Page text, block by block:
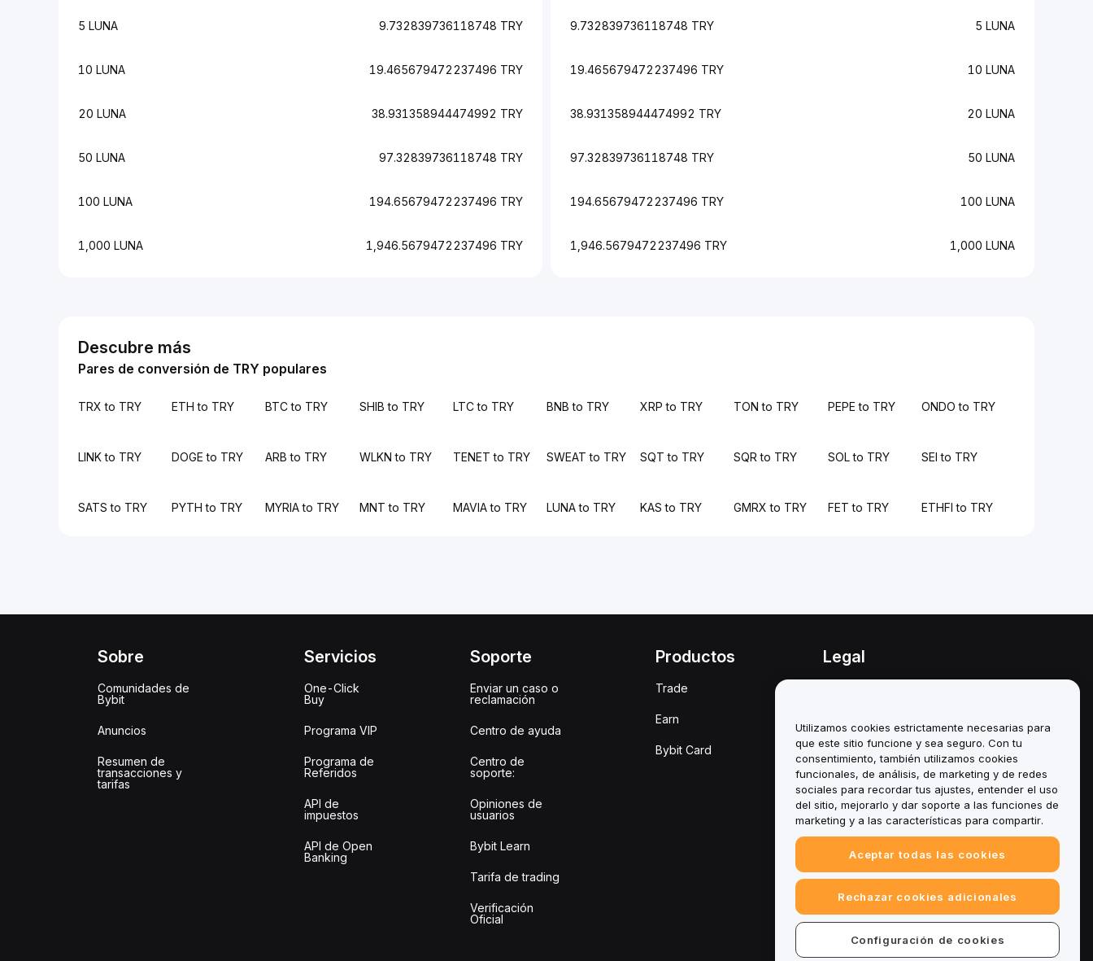
5 LUNA 9.732839736118748 TRY
10 LUNA 19.465679472237496 TRY
20 LUNA 38.931358944474992 TRY
50 LUNA 97.32839736118748 TRY
100 LUNA 194.65679472237496 TRY
1,000 LUNA 1,946.5679472237496 TRY
9.732839736118748 TRY 5 LUNA
19.465679472237496 TRY 10 LUNA
38.931358944474992 TRY 20 LUNA
97.32839736118748 TRY 50 LUNA
194.65679472237496 TRY 100 LUNA
1,946.5679472237496 TRY 1,000 LUNA
Descubre más
Pares de conversión de TRY populares
TRX to TRY ETH to TRY BTC to TRY SHIB to TRY LTC to TRY BNB to TRY XRP to TRY TON to TRY PEPE to TRY ONDO to TRY
LINK to TRY DOGE to TRY ARB to TRY WLKN to TRY TENET to TRY SWEAT to TRY SQT to TRY SQR to TRY SOL to TRY SEI to TRY
SATS to TRY PYTH to TRY MYRIA to TRY MNT to TRY MAVIA to TRY LUNA to TRY KAS to TRY GMRX to TRY FET to TRY ETHFI to TRY
Sobre
Comunidades de
Bybit
Anuncios
Resumen de
transacciones y
tarifas
Servicios
One-Click
Buy
Programa VIP
Programa de
Referidos
API de
impuestos
API de Open
Banking
Soporte
Enviar un caso o
reclamación
Centro de ayuda
Centro de
soporte:
Opiniones de
usuarios
Bybit Learn
Tarifa de trading
Verificación
Oficial
Productos
Trade
Earn
Bybit Card
Legal
Resumen de la política de
custodia y administración
Información sobre ESG
Documentos técnicos de
criptoactivos
Utilizamos cookies estrictamente necesarias para
que este sitio funcione y sea seguro. Con tu
consentimiento, también utilizamos cookies
funcionales, de análisis, de marketing y de redes
sociales para recordar tus ajustes, entender el uso
del sitio, mejorarlo y dar soporte a las funciones de
marketing y a las características para compartir.
Aceptar todas las cookies
Rechazar cookies adicionales
Configuración de cookies